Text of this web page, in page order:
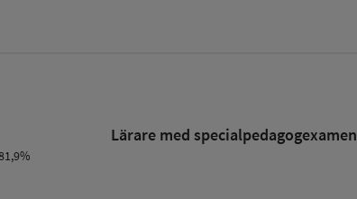
Lärare med specialpedagog­examen